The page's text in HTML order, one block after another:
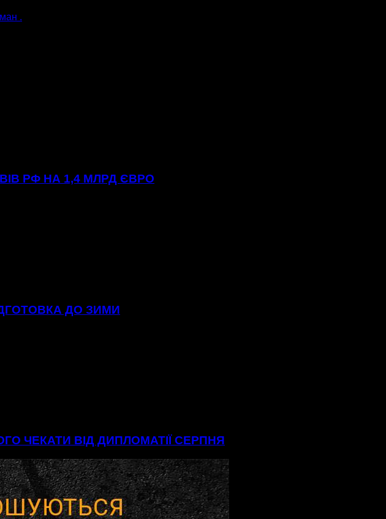
.
РФ НА 1,4 МЛРД ЄВРО
ДО ЗИМИ
ЧЕКАТИ ВІД ДИПЛОМАТІЇ СЕРПНЯ